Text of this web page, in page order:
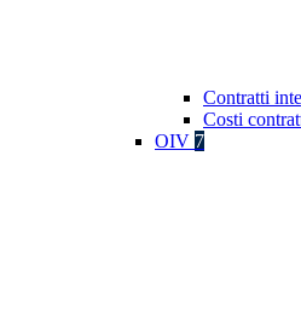
Contratti
Costi
OIV 7